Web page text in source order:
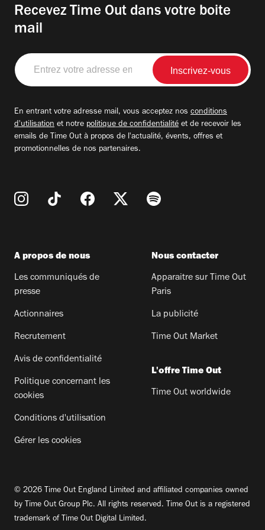
Recevez Time Out dans votre boite
mail
Entrez
votre
adresse
En entrant votre adresse mail, vous acceptez nos conditions
d'utilisation et notre politique de confidentialité et de recevoir les
emails de Time Out à propos de l'actualité, évents, offres et
promotionnelles de nos partenaires.
A propos de nous
Les communiqués de
presse
Actionnaires
Recrutement
Avis de confidentialité
Politique concernant les
cookies
Conditions d'utilisation
Gérer les cookies
Nous contacter
Apparaitre sur Time Out
Paris
La publicité
Time Out Market
L'offre Time Out
Time Out worldwide
© 2026 Time Out England Limited and affiliated companies owned
by Time Out Group Plc. All rights reserved. Time Out is a registered
trademark of Time Out Digital Limited.